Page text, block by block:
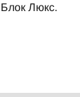
Блок Люкс.